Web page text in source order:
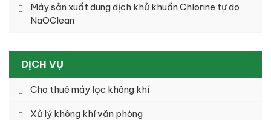
Máy sản xuất dung dịch khử khuẩn Chlorine tự do
NaOClean
DỊCH VỤ
Cho thuê máy lọc không khí
Xử lý không khí văn phòng